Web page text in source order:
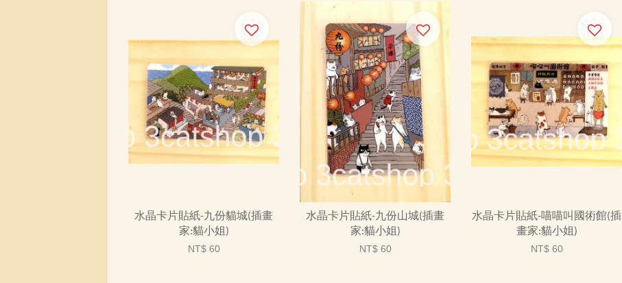
水晶卡片貼紙-九份貓城(插畫
家:貓小姐)
NT$ 60
水晶卡片貼紙-九份山城(插畫
家:貓小姐)
NT$ 60
水晶卡片貼紙-喵喵叫國術館(插
畫家:貓小姐)
NT$ 60